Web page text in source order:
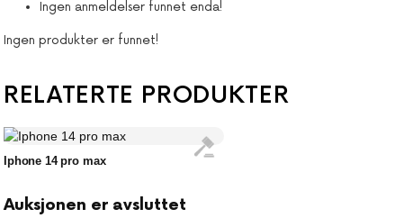
Ingen anmeldelser funnet enda!
Ingen produkter er funnet!
RELATERTE PRODUKTER
Iphone 14 pro max
Auksjonen er avsluttet